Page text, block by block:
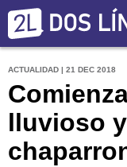
ACTUALIDAD | 21 DEC 2018
lluvioso